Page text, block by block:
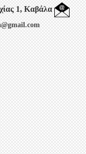
1, Καβάλα